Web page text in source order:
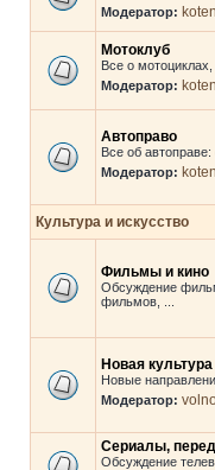
Модератор:
Мотоклуб
Все о мотоциклах,
Модератор:
Автоправо
Все об
Модератор:
Культура и искусство
Фильмы и кино
Обсуждение
фильмов, ...
Новая культура
Новые
Модератор:
Сериалы,
Обсуждение